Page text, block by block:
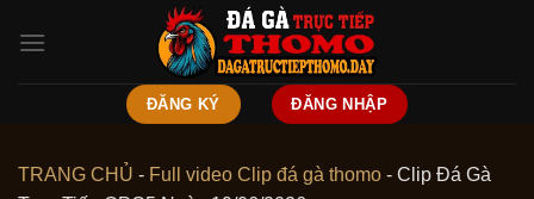
ĐĂNG KÝ ĐĂNG NHẬP
TRANG CHỦ - Full video Clip đá gà thomo - Clip Đá Gà